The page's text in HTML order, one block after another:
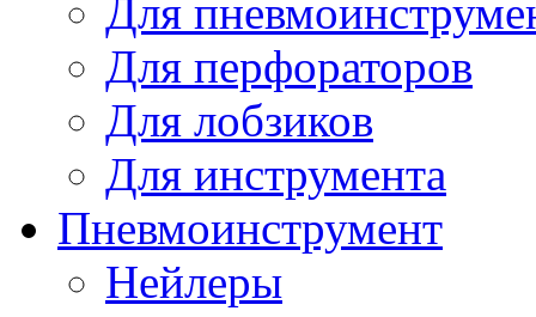
Для
Для перфораторов
Для лобзиков
Для инструмента
Пневмоинструмент
Нейлеры